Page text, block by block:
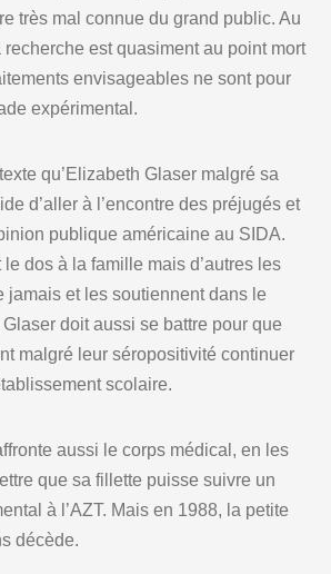
très mal connue du grand public. Au
est quasiment au point mort
envisageables ne sont pour
expérimental.
qu’Elizabeth Glaser malgré sa
d’aller à l’encontre des préjugés et
publique américaine au SIDA.
dos à la famille mais d’autres les
jamais et les soutiennent dans le
doit aussi se battre pour que
malgré leur séropositivité continuer
scolaire.
aussi le corps médical, en les
que sa fillette puisse suivre un
à l’AZT. Mais en 1988, la petite
décède.